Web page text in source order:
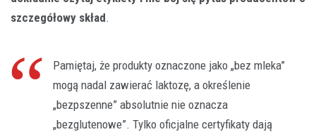
szczegółowy skład.
Pamiętaj, że produkty oznaczone jako „bez mleka”
mogą nadal zawierać laktozę, a określenie
„bezpszenne” absolutnie nie oznacza
„bezglutenowe”. Tylko oficjalne certyfikaty dają